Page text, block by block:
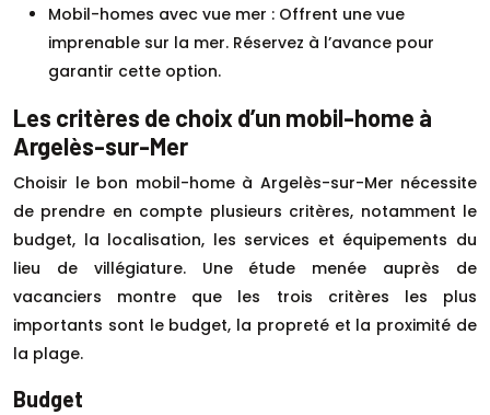
Mobil-homes avec vue mer : Offrent une vue
imprenable sur la mer. Réservez à l’avance pour
garantir cette option.
Les critères de choix d’un mobil-home à
Argelès-sur-Mer
Choisir le bon mobil-home à Argelès-sur-Mer nécessite
de prendre en compte plusieurs critères, notamment le
budget, la localisation, les services et équipements du
lieu de villégiature. Une étude menée auprès de
vacanciers montre que les trois critères les plus
importants sont le budget, la propreté et la proximité de
la plage.
Budget